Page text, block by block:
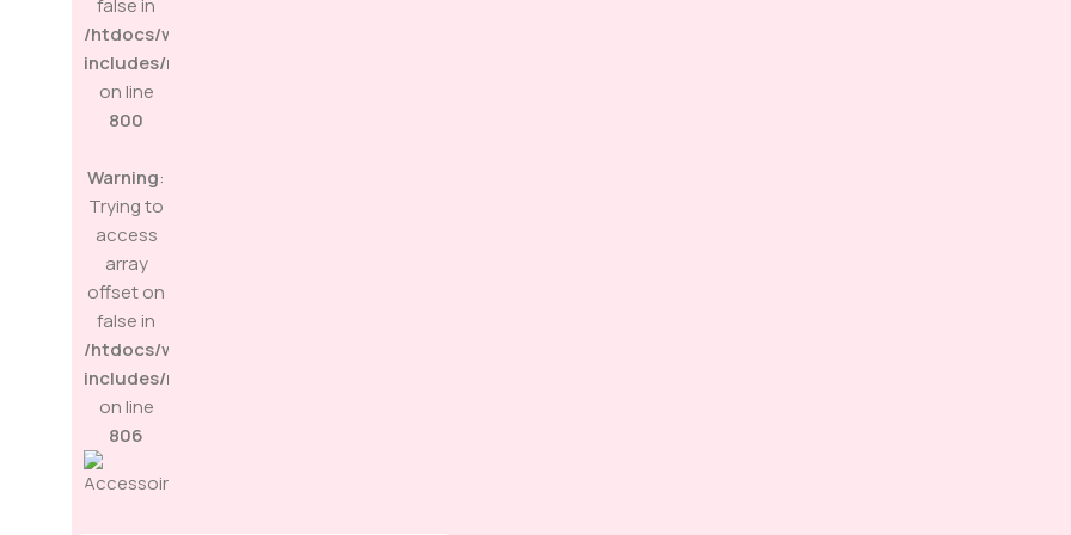
false in
/htdocs/wp-
includes/media.php
on line
800
Warning:
Trying to
access
array
offset on
false in
/htdocs/wp-
includes/media.php
on line
806